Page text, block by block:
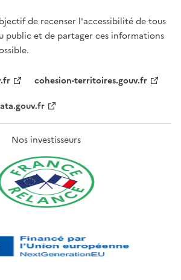
de recenser l'accessibilité de tous
public et de partager ces informations
cohesion-territoires.gouv.fr
Nos investisseurs